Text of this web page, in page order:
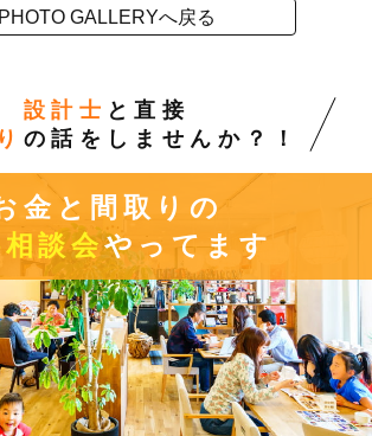
PHOTO GALLERYへ戻る
設計士 と直接
の話をしませんか？！
金と間取りの
談会やってます